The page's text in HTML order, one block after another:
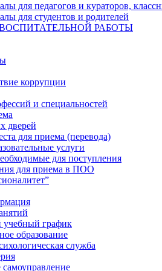
для педагогов и кураторов,
для студентов и родителей
РАБОТЫ
коррупции
и специальностей
дверей
для приема (перевода)
услуги
для поступления
для приема в ПОО
учебный график
образование
служба
самоуправление